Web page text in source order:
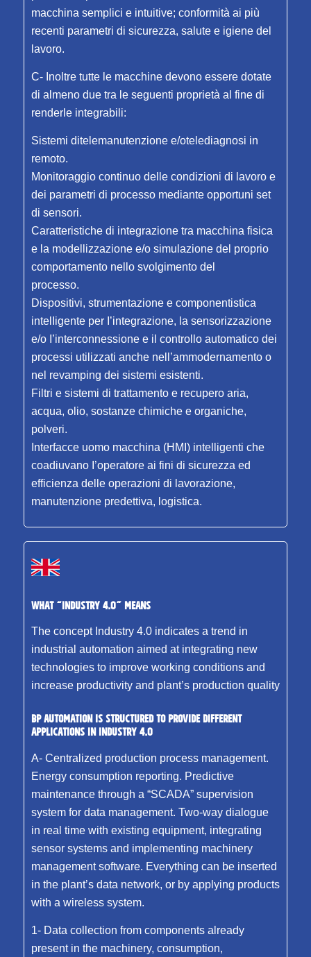
macchina semplici e intuitive; conformità ai più
recenti parametri di sicurezza, salute e igiene del
lavoro.
C- Inoltre tutte le macchine devono essere dotate
di almeno due tra le seguenti proprietà al fine di
renderle integrabili:
Sistemi ditelemanutenzione e/otelediagnosi in
remoto.
Monitoraggio continuo delle condizioni di lavoro e
dei parametri di processo mediante opportuni set
di sensori.
Caratteristiche di integrazione tra macchina fisica
e la modellizzazione e/o simulazione del proprio
comportamento nello svolgimento del
processo.
Dispositivi, strumentazione e componentistica
іntelIigente per I’integrazione, la sensorizzazione
e/o I’interconnessione e il controllo automatico dei
processi utilizzati anche nell’ammodernamento o
nel revamping dei sistemi esistenti.
Filtri e sistemi di trattamento e recupero aria,
acqua, olio, sostanze chimiche e organiche,
polveri.
Interfacce uomo macchina (HMI) intelligenti che
coadiuvano I’operatore ai fini di sicurezza ed
efficienza delle operazioni di lavorazione,
manutenzione predettiva, logistica.
WHAT “INDUSTRY 4.0” MEANS
The concept Industry 4.0 indicates a trend in
industrial automation aimed at integrating new
technologies to improve working conditions and
increase productivity and plant’s production quality
BP AUTOMATION IS STRUCTURED TO PROVIDE DIFFERENT
APPLICATIONS IN INDUSTRY 4.0
A- Centralized production process management.
Energy consumption reporting. Predictive
maintenance through a “SCADA” supervision
system for data management. Two-way dialogue
in real time with existing equipment, integrating
sensor systems and implementing machinery
management software. Everything can be inserted
in the plant’s data network, or by applying products
with a wireless system.
1- Data collection from components already
present in the machinery, consumption,